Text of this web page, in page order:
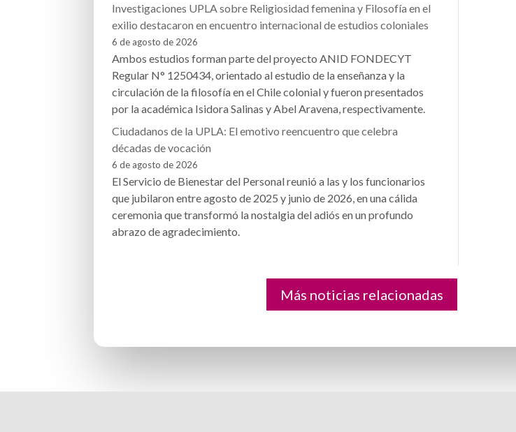
Investigaciones UPLA sobre Religiosidad femenina y Filosofía en el
exilio destacaron en encuentro internacional de estudios coloniales
6 de agosto de 2026
Ambos estudios forman parte del proyecto ANID FONDECYT
Regular N° 1250434, orientado al estudio de la enseñanza y la
circulación de la filosofía en el Chile colonial y fueron presentados
por la académica Isidora Salinas y Abel Aravena, respectivamente.
Ciudadanos de la UPLA: El emotivo reencuentro que celebra
décadas de vocación
6 de agosto de 2026
El Servicio de Bienestar del Personal reunió a las y los funcionarios
que jubilaron entre agosto de 2025 y junio de 2026, en una cálida
ceremonia que transformó la nostalgia del adiós en un profundo
abrazo de agradecimiento.
Más noticias relacionadas